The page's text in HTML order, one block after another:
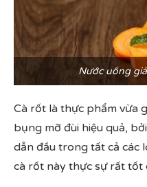
Nước uống
Cà rốt là thực phẩm vừa
bụng mỡ đùi hiệu quả,
dẫn đầu trong tất cả các
cà rốt này thực sự rất tốt